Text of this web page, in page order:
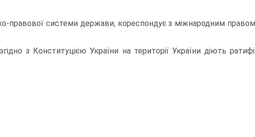
правової системи держави, кореспондує з міжнародним
з Конституцією України на території України діють